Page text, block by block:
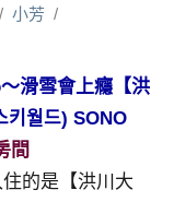
小芳
滑雪會上癮【洪
키월드) SONO
間
住的是【洪川大